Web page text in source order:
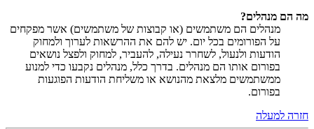
מה הם מנהלים?
מנהלים הם משתמשים (או קבוצות של משתמשים) אשר מפקחים
על הפורומים בכל יום. יש להם את ההרשאות לערוך ולמחוק
הודעות ולנעול, לשחרר נעילה, להעביר, למחוק ולפצל נושאים
בפורום אותו הם מנהלים. בדרך כלל, מנהלים נקבעו כדי למנוע
ממשתמשים מלצאת מהנושא או משליחת הודעות הפוגעות
בפורום.
חזרה למעלה